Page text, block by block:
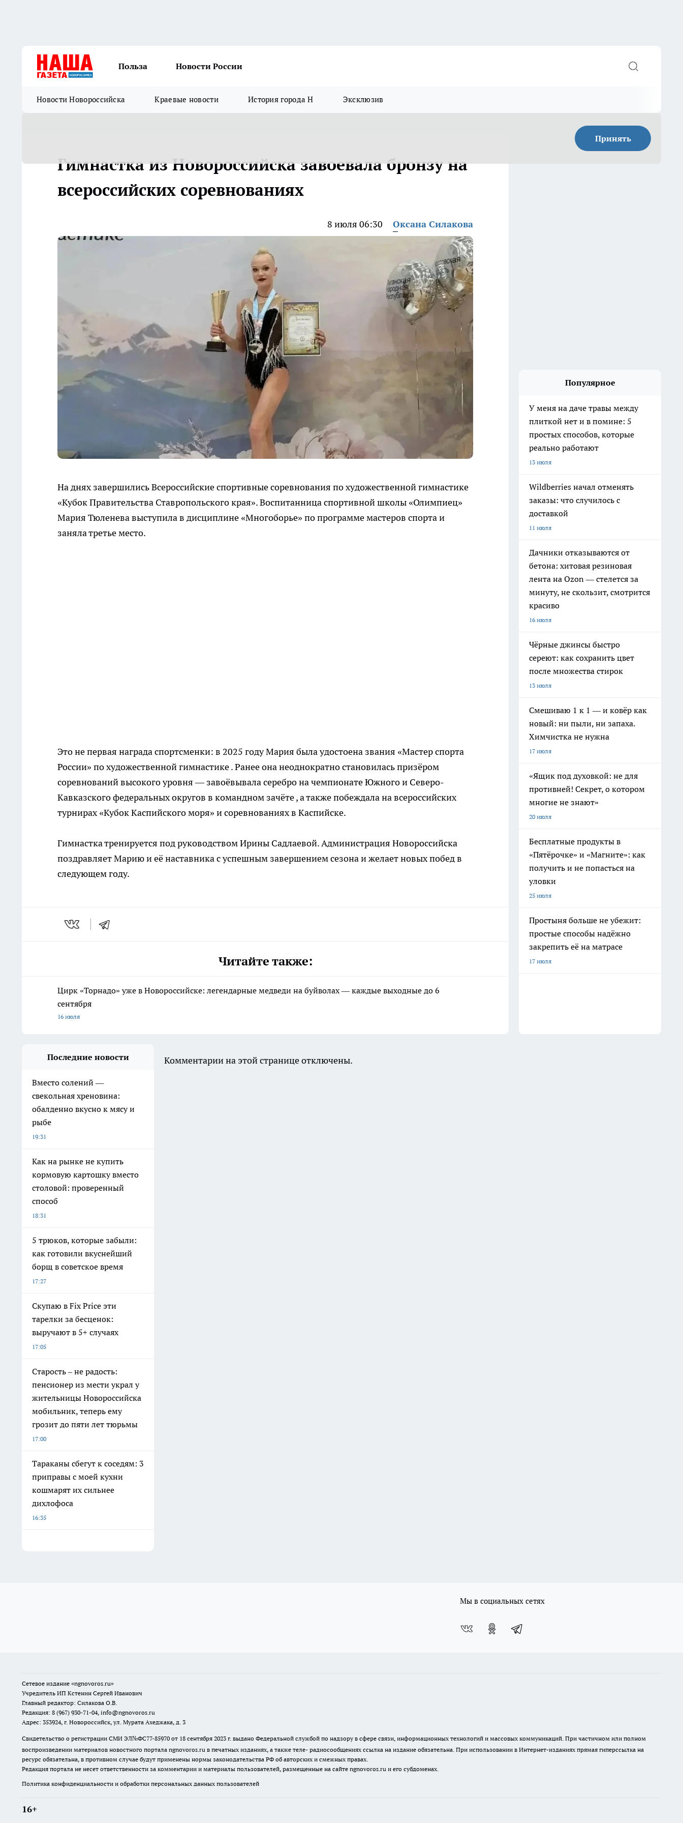
Польза Новости России
Новости Новороссийска Краевые новости История города Н Эксклюзив
Принять
Гимнастка из Новороссийска завоевала бронзу на
всероссийских соревнованиях
8 июля 06:30 Оксана Силакова
На днях завершились Всероссийские спортивные соревнования по художественной гимнастике
«Кубок Правительства Ставропольского края». Воспитанница спортивной школы «Олимпиец»
Мария Тюленева выступила в дисциплине «Многоборье» по программе мастеров спорта и
заняла третье место.
Это не первая награда спортсменки: в 2025 году Мария была удостоена звания «Мастер спорта
России» по художественной гимнастике . Ранее она неоднократно становилась призёром
соревнований высокого уровня — завоёвывала серебро на чемпионате Южного и Северо-
Кавказского федеральных округов в командном зачёте , а также побеждала на всероссийских
турнирах «Кубок Каспийского моря» и соревнованиях в Каспийске.
Гимнастка тренируется под руководством Ирины Садлаевой. Администрация Новороссийска
поздравляет Марию и её наставника с успешным завершением сезона и желает новых побед в
следующем году.
Читайте также:
Цирк «Торнадо» уже в Новороссийске: легендарные медведи на буйволах — каждые выходные до 6
сентября
16 июля
Популярное
У меня на даче травы между
плиткой нет и в помине: 5
простых способов, которые
реально работают
13 июля
Wildberries начал отменять
заказы: что случилось с
доставкой
11 июля
Дачники отказываются от
бетона: хитовая резиновая
лента на Ozon — стелется за
минуту, не скользит, смотрится
красиво
16 июля
Чёрные джинсы быстро
сереют: как сохранить цвет
после множества стирок
13 июля
Смешиваю 1 к 1 — и ковёр как
новый: ни пыли, ни запаха.
Химчистка не нужна
17 июля
«Ящик под духовкой: не для
противней! Секрет, о котором
многие не знают»
20 июля
Бесплатные продукты в
«Пятёрочке» и «Магните»: как
получить и не попасться на
уловки
25 июля
Простыня больше не убежит:
простые способы надёжно
закрепить её на матрасе
17 июля
Последние новости
Вместо солений —
свекольная хреновина:
обалденно вкусно к мясу и
рыбе
19:31
Как на рынке не купить
кормовую картошку вместо
столовой: проверенный
способ
18:31
5 трюков, которые забыли:
как готовили вкуснейший
борщ в советское время
17:27
Скупаю в Fix Price эти
тарелки за бесценок:
выручают в 5+ случаях
17:05
Старость – не радость:
пенсионер из мести украл у
жительницы Новороссийска
мобильник, теперь ему
грозит до пяти лет тюрьмы
17:00
Тараканы сбегут к соседям: 3
приправы с моей кухни
кошмарят их сильнее
дихлофоса
16:35
Комментарии на этой странице отключены.
Мы в социальных сетях
Сетевое издание «ngnovoros.ru»
Учредитель ИП Кстенин Сергей Иванович
Главный редактор: Силакова О.В.
Редакция: 8 (967) 930-71-04, info@ngnovoros.ru
Адрес: 353924, г. Новороссийск, ул. Мурата Ахеджака, д. 3
Свидетельство о регистрации СМИ ЭЛ№ФС77-85970 от 18 сентября 2023 г. выдано Федеральной службой по надзору в сфере связи, информационных технологий и массовых коммуникаций. При частичном или полном
воспроизведении материалов новостного портала ngnovoros.ru в печатных изданиях, а также теле- радиосообщениях ссылка на издание обязательна. При использовании в Интернет-изданиях прямая гиперссылка на
ресурс обязательна, в противном случае будут применены нормы законодательства РФ об авторских и смежных правах.
Редакция портала не несет ответственности за комментарии и материалы пользователей, размещенные на сайте ngnovoros.ru и его субдоменах.
Политика конфиденциальности и обработки персональных данных пользователей
16+